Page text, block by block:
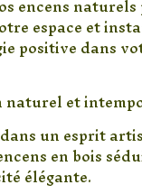
espace et
positive dans
naturel et
un esprit
en bois
élégante.